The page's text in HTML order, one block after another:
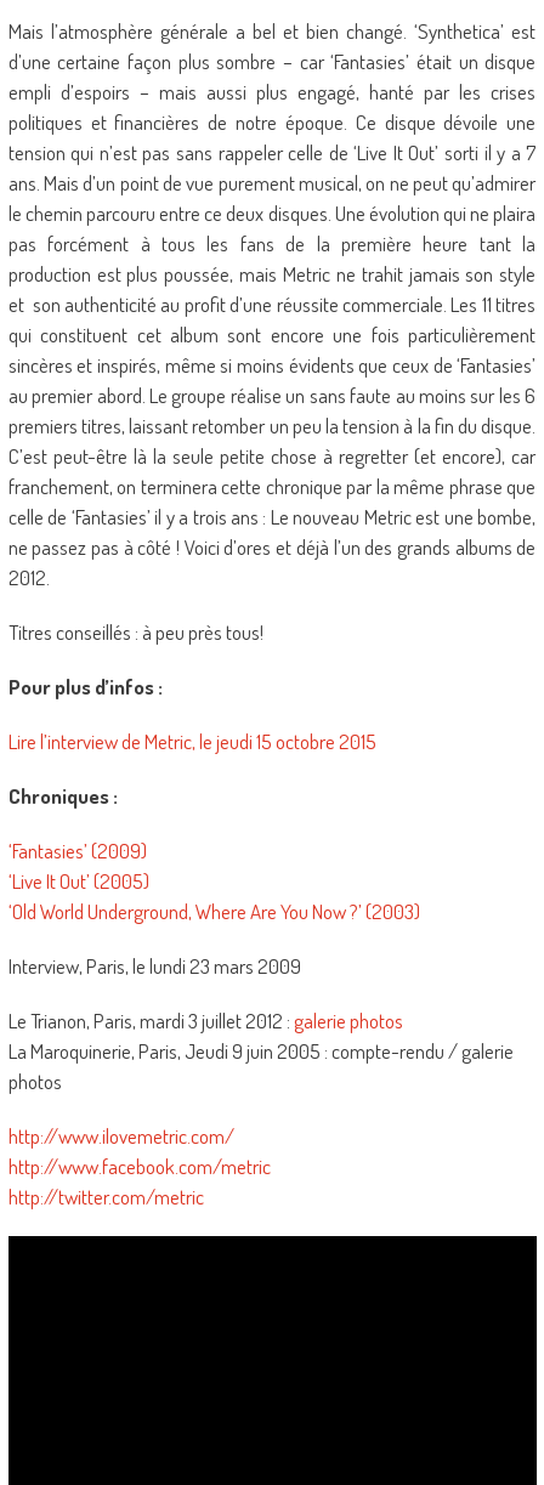
Mais l’atmosphère générale a bel et bien changé. ‘Synthetica’ est
d’une certaine façon plus sombre – car ‘Fantasies’ était un disque
empli d’espoirs – mais aussi plus engagé, hanté par les crises
politiques et financières de notre époque. Ce disque dévoile une
tension qui n’est pas sans rappeler celle de ‘Live It Out’ sorti il y a 7
ans. Mais d’un point de vue purement musical, on ne peut qu’admirer
le chemin parcouru entre ce deux disques. Une évolution qui ne plaira
pas forcément à tous les fans de la première heure tant la
production est plus poussée, mais Metric ne trahit jamais son style
et son authenticité au profit d’une réussite commerciale. Les 11 titres
qui constituent cet album sont encore une fois particulièrement
sincères et inspirés, même si moins évidents que ceux de ‘Fantasies’
au premier abord. Le groupe réalise un sans faute au moins sur les 6
premiers titres, laissant retomber un peu la tension à la fin du disque.
C’est peut-être là la seule petite chose à regretter (et encore), car
franchement, on terminera cette chronique par la même phrase que
celle de ‘Fantasies’ il y a trois ans : Le nouveau Metric est une bombe,
ne passez pas à côté ! Voici d’ores et déjà l’un des grands albums de
2012.
Titres conseillés : à peu près tous!
Pour plus d’infos :
Lire l’interview de Metric, le jeudi 15 octobre 2015
Chroniques :
‘Fantasies’ (2009)
‘Live It Out’ (2005)
‘Old World Underground, Where Are You Now ?’ (2003)
Interview, Paris, le lundi 23 mars 2009
Le Trianon, Paris, mardi 3 juillet 2012 :galerie photos
La Maroquinerie, Paris, Jeudi 9 juin 2005 : compte-rendu / galerie
photos
http://www.ilovemetric.com/
http://www.facebook.com/metric
http://twitter.com/metric